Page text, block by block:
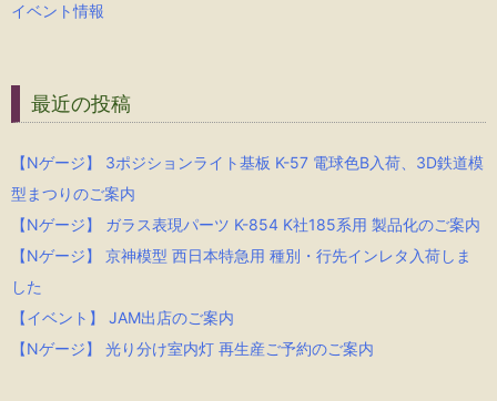
イベント情報
最近の投稿
【Nゲージ】 3ポジションライト基板 K-57 電球色B入荷、3D鉄道模
型まつりのご案内
【Nゲージ】 ガラス表現パーツ K-854 K社185系用 製品化のご案内
【Nゲージ】 京神模型 西日本特急用 種別・行先インレタ入荷しま
した
【イベント】 JAM出店のご案内
【Nゲージ】 光り分け室内灯 再生産ご予約のご案内